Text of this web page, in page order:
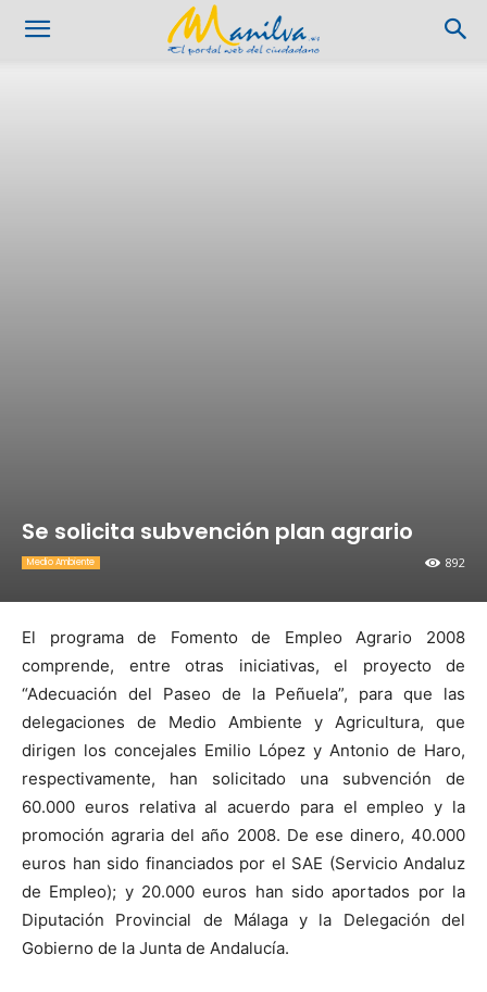
Se solicita subvención plan agrario
892
Medio Ambiente
El programa de Fomento de Empleo Agrario 2008
comprende, entre otras iniciativas, el proyecto de
“Adecuación del Paseo de la Peñuela”, para que las
delegaciones de Medio Ambiente y Agricultura, que
dirigen los concejales Emilio López y Antonio de Haro,
respectivamente, han solicitado una subvención de
60.000 euros relativa al acuerdo para el empleo y la
promoción agraria del año 2008. De ese dinero, 40.000
euros han sido financiados por el SAE (Servicio Andaluz
de Empleo); y 20.000 euros han sido aportados por la
Diputación Provincial de Málaga y la Delegación del
Gobierno de la Junta de Andalucía.